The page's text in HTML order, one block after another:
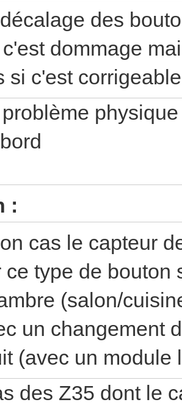
des
dommage
si c'est
:
cas le capteur
ce type de
(salon/
un changement
(avec un module
des Z35 dont le